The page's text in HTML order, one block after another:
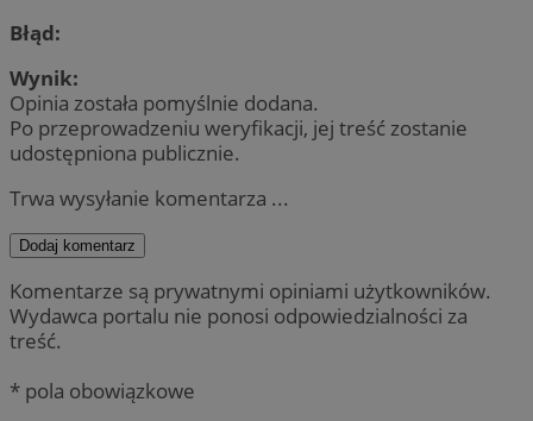
Błąd:
Wynik:
Opinia została pomyślnie dodana.
Po przeprowadzeniu weryfikacji, jej treść zostanie
udostępniona publicznie.
Trwa wysyłanie komentarza ...
Dodaj komentarz
Komentarze są prywatnymi opiniami użytkowników.
Wydawca portalu nie ponosi odpowiedzialności za
treść.
* pola obowiązkowe